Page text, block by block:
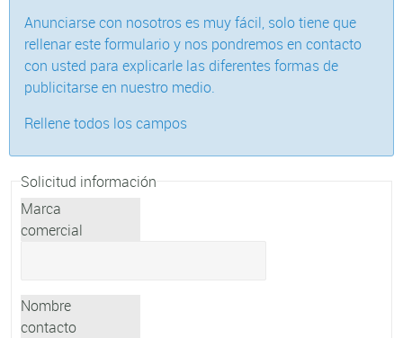
Anunciarse con nosotros es muy fácil, solo tiene que
rellenar este formulario y nos pondremos en contacto
con usted para explicarle las diferentes formas de
publicitarse en nuestro medio.
Rellene todos los campos
Solicitud información
Marca
comercial
Nombre
contacto